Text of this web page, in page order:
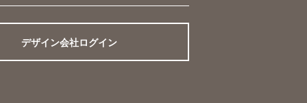
デザイン会社ログイン